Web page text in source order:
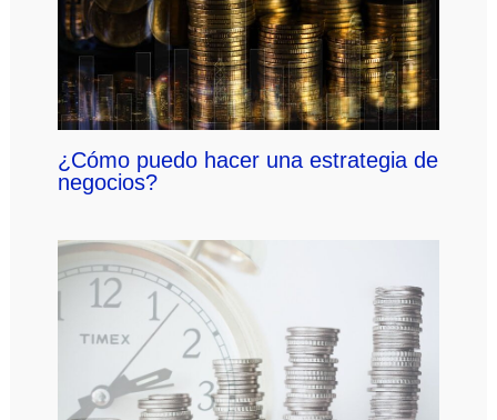
¿Cómo puedo hacer una estrategia de
negocios?